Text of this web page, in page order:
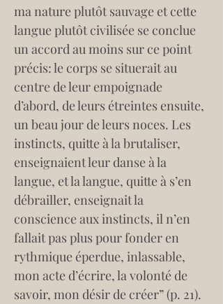
ma nature plutôt sauvage et cette
langue plutôt civilisée se conclue
un accord au moins sur ce point
précis: le corps se situerait au
centre de leur empoignade
d’abord, de leurs étreintes ensuite,
un beau jour de leurs noces. Les
instincts, quitte à la brutaliser,
enseignaient leur danse à la
langue, et la langue, quitte à s’en
débrailler, enseignait la
conscience aux instincts, il n’en
fallait pas plus pour fonder en
rythmique éperdue, inlassable,
mon acte d’écrire, la volonté de
savoir, mon désir de créer” (p. 21).